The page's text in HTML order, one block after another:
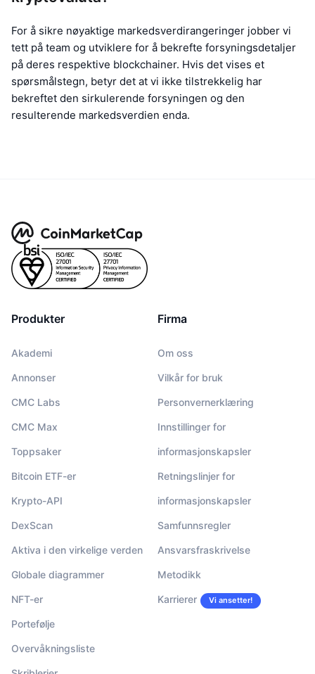
For å sikre nøyaktige markedsverdirangeringer jobber vi
tett på team og utviklere for å bekrefte forsyningsdetaljer
på deres respektive blockchainer. Hvis det vises et
spørsmålstegn, betyr det at vi ikke tilstrekkelig har
bekreftet den sirkulerende forsyningen og den
resulterende markedsverdien enda.
Produkter
Akademi
Annonser
CMC Labs
CMC Max
Toppsaker
Bitcoin ETF-er
Krypto-API
DexScan
Aktiva i den virkelige verden
Globale diagrammer
NFT-er
Portefølje
Overvåkningsliste
Firma
Om oss
Vilkår for bruk
Personvernerklæring
Innstillinger for
informasjonskapsler
Retningslinjer for
informasjonskapsler
Samfunnsregler
Ansvarsfraskrivelse
Metodikk
Karrierer Vi ansetter!